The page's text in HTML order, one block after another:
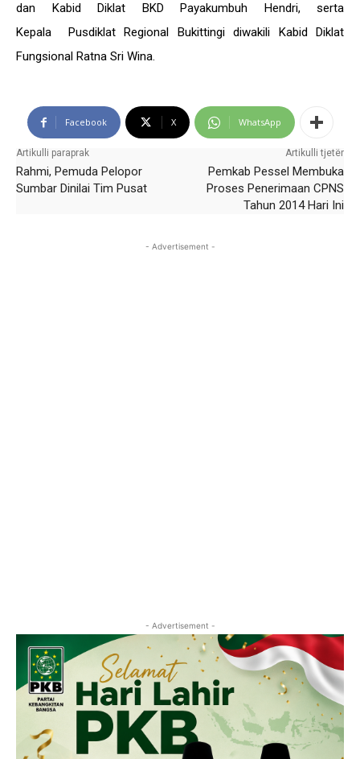
dan Kabid Diklat BKD Payakumbuh Hendri, serta
Kepala Pusdiklat Regional Bukittingi diwakili Kabid Diklat
Fungsional Ratna Sri Wina.
Facebook X WhatsApp
Artikulli paraprak
Rahmi, Pemuda Pelopor
Sumbar Dinilai Tim Pusat
Artikulli tjetër
Pemkab Pessel Membuka
Proses Penerimaan CPNS
Tahun 2014 Hari Ini
- Advertisement -
- Advertisement -